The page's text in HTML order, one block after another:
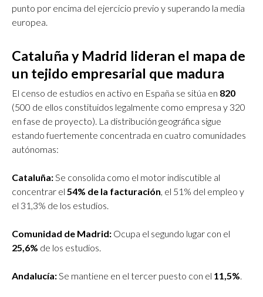
punto por encima del ejercicio previo y superando la media
europea.
Cataluña y Madrid lideran el mapa de
un tejido empresarial que madura
El censo de estudios en activo en España se sitúa en 820
(500 de ellos constituidos legalmente como empresa y 320
en fase de proyecto). La distribución geográfica sigue
estando fuertemente concentrada en cuatro comunidades
autónomas:
Cataluña: Se consolida como el motor indiscutible al
concentrar el 54% de la facturación , el 51% del empleo y
el 31,3% de los estudios.
Comunidad de Madrid: Ocupa el segundo lugar con el
25,6% de los estudios.
Andalucía: Se mantiene en el tercer puesto con el 11,5%